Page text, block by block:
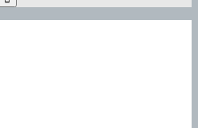
Search